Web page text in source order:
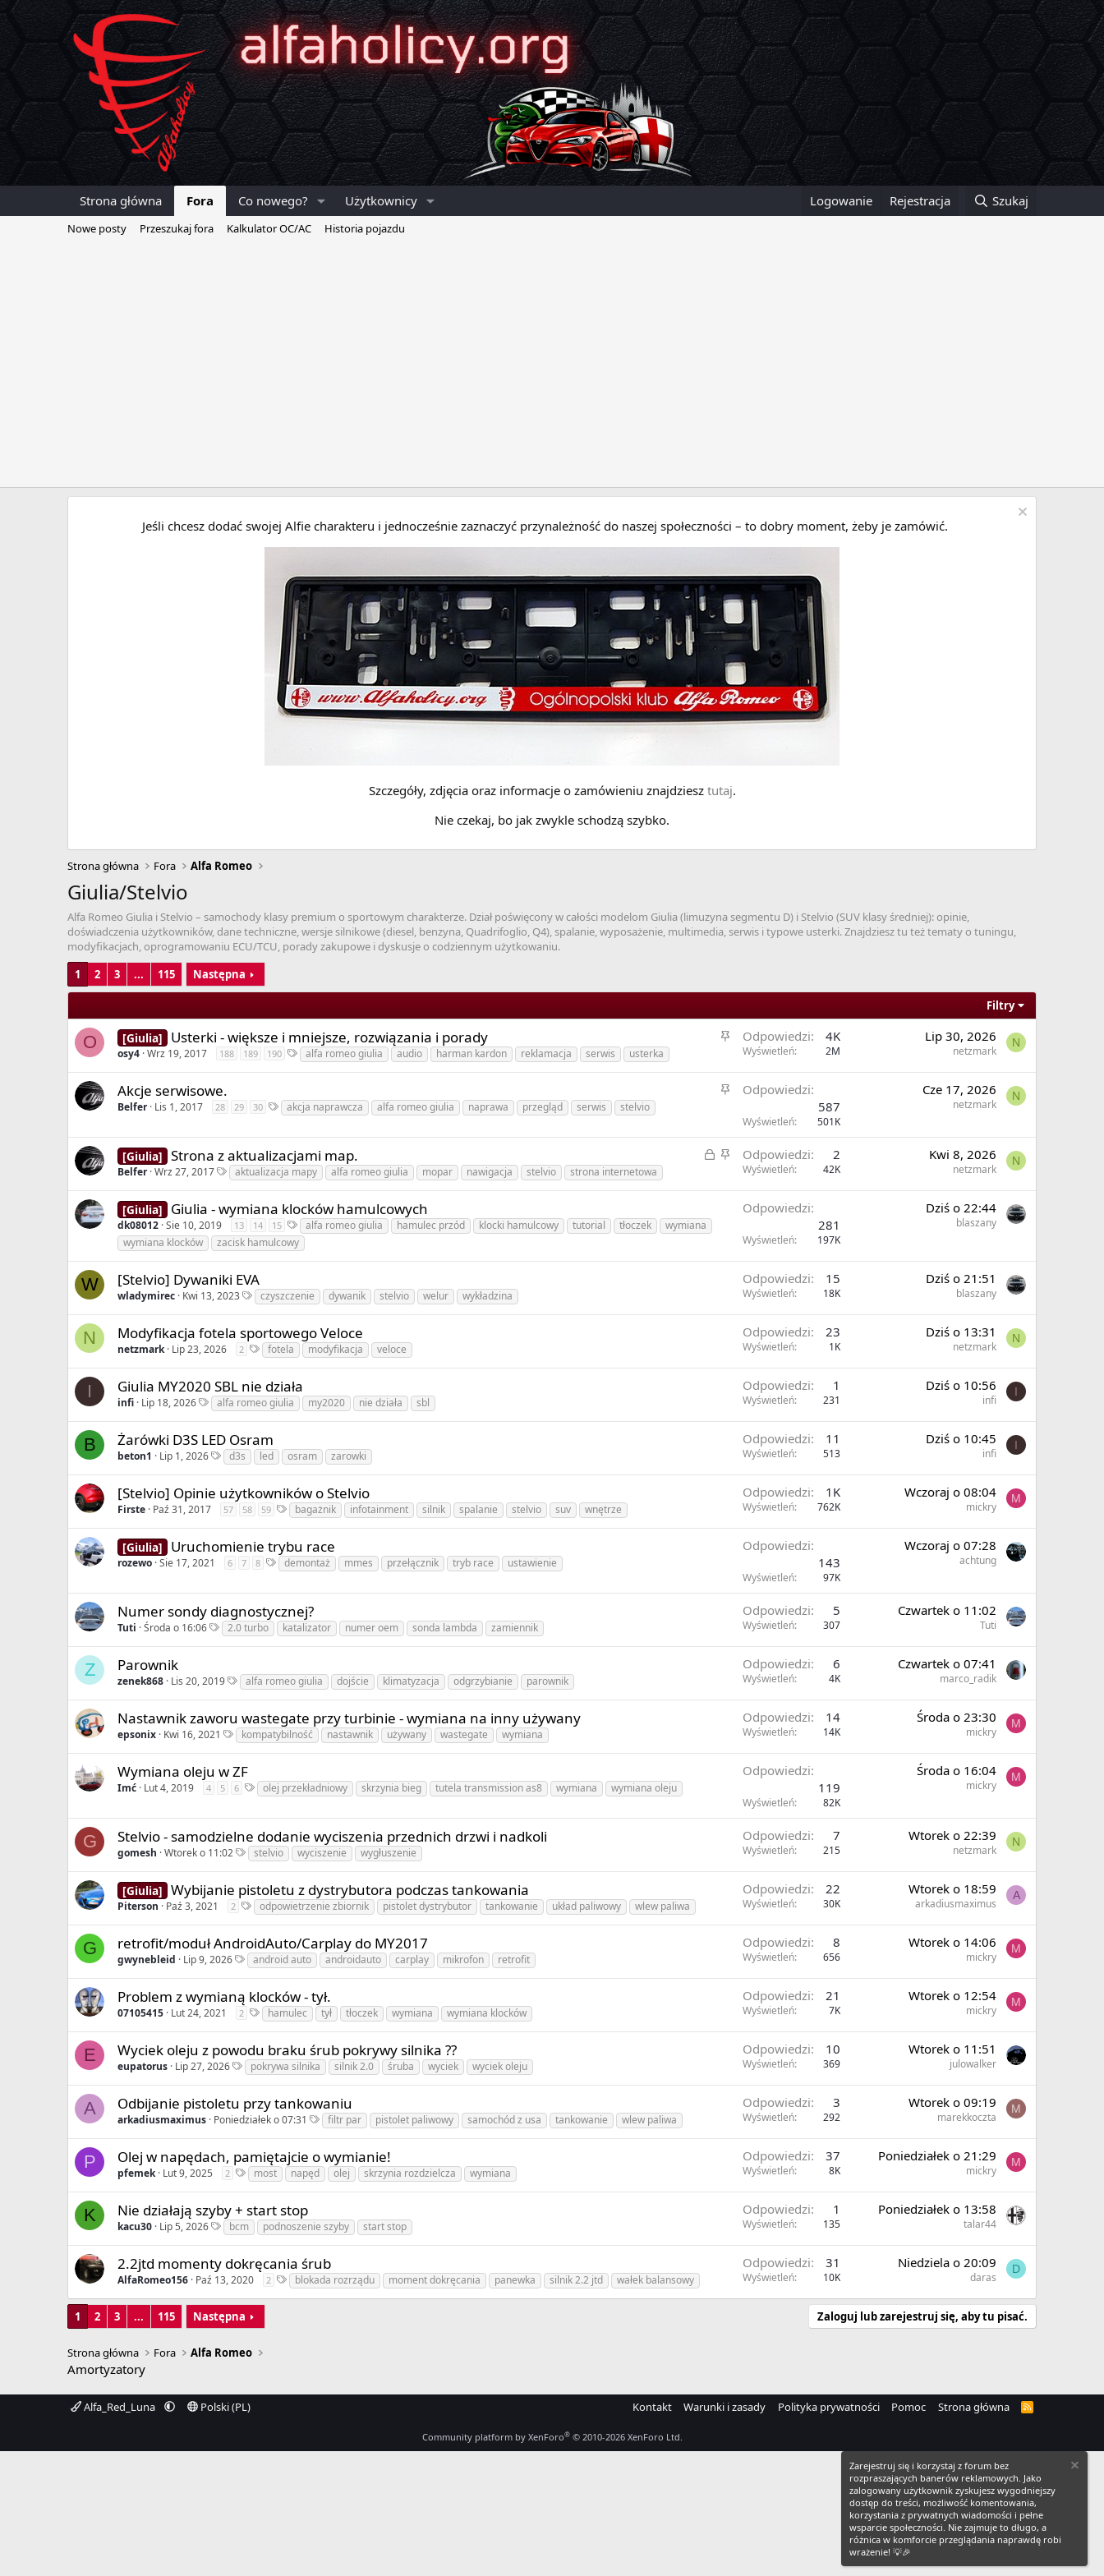
Strona główna Fora Co nowego? Użytkownicy Logowanie Rejestracja Szukaj
Nowe posty Przeszukaj fora Kalkulator OC/AC Historia pojazdu
Jeśli chcesz dodać swojej Alfie charakteru i jednocześnie zaznaczyć przynależność do naszej społeczności – to dobry moment, żeby je zamówić.
Szczegóły, zdjęcia oraz informacje o zamówieniu znajdziesz tutaj.
Nie czekaj, bo jak zwykle schodzą szybko.
Strona główna Fora Alfa Romeo
Giulia/Stelvio
Alfa Romeo Giulia i Stelvio – samochody klasy premium o sportowym charakterze. Dział poświęcony w całości modelom Giulia (limuzyna segmentu D) i Stelvio (SUV klasy średniej): opinie,
doświadczenia użytkowników, dane techniczne, wersje silnikowe (diesel, benzyna, Quadrifoglio, Q4), spalanie, wyposażenie, multimedia, serwis i typowe usterki. Znajdziesz tu też tematy o tuningu,
modyfikacjach, oprogramowaniu ECU/TCU, porady zakupowe i dyskusje o codziennym użytkowaniu.
1
2 3 ... 115 Następna
Filtry
O
P
z
y
e
j
n
[Giulia] Usterki - większe i mniejsze, rozwiązania i porady
osy4 Wrz 19, 2017 188 189 190 alfa romeo giulia audio harman kardon reklamacja serwis usterka
Odpowiedzi 4K
Wyświetleń 2M
Lip 30, 2026
netzmark
N
P
y
k
e
y
Akcje serwisowe.
Belfer Lis 1, 2017 28 29 30 akcja naprawcza alfa romeo giulia naprawa przegląd serwis stelvio
Odpowiedzi
587
Wyświetleń 501K
Cze 17, 2026
netzmark
N
Z
m
P
z
[Giulia] Strona z aktualizacjami map.
Belfer Wrz 27, 2017 aktualizacja mapy alfa romeo giulia mopar nawigacja stelvio strona internetowa
Odpowiedzi 2
Wyświetleń 42K
Kwi 8, 2026
netzmark
N
[Giulia] Giulia - wymiana klocków hamulcowych
dk08012 Sie 10, 2019 13 14 15 alfa romeo giulia hamulec przód klocki hamulcowy tutorial tłoczek
wymiana
wymiana klocków
zacisk hamulcowy
Odpowiedzi
281
Wyświetleń 197K
Dziś o 22:44
blaszany
W [Stelvio] Dywaniki EVA
wladymirec Kwi 13, 2023 czyszczenie dywanik stelvio welur wykładzina
Odpowiedzi 15
Wyświetleń 18K
Dziś o 21:51
blaszany
N Modyfikacja fotela sportowego Veloce
netzmark Lip 23, 2026 2 fotela modyfikacja veloce
Odpowiedzi 23
Wyświetleń 1K
Dziś o 13:31
netzmark
N
I Giulia MY2020 SBL nie działa
infi Lip 18, 2026 alfa romeo giulia my2020 nie działa sbl
Odpowiedzi 1
Wyświetleń 231
Dziś o 10:56
infi
I
B Żarówki D3S LED Osram
beton1 Lip 1, 2026 d3s led osram zarowki
Odpowiedzi 11
Wyświetleń 513
Dziś o 10:45
infi
I
[Stelvio] Opinie użytkowników o Stelvio
Firste Paź 31, 2017 57 58 59 bagażnik infotainment silnik spalanie stelvio suv wnętrze
Odpowiedzi 1K
Wyświetleń 762K
Wczoraj o 08:04
mickry
M
[Giulia] Uruchomienie trybu race
rozewo Sie 17, 2021 6 7 8 demontaż mmes przełącznik tryb race ustawienie
Odpowiedzi
143
Wyświetleń 97K
Wczoraj o 07:28
achtung
Numer sondy diagnostycznej?
Tuti Środa o 16:06 2.0 turbo katalizator numer oem sonda lambda zamiennik
Odpowiedzi 5
Wyświetleń 307
Czwartek o 11:02
Tuti
Z Parownik
zenek868 Lis 20, 2019 alfa romeo giulia dojście klimatyzacja odgrzybianie parownik
Odpowiedzi 6
Wyświetleń 4K
Czwartek o 07:41
marco_radik
Nastawnik zaworu wastegate przy turbinie - wymiana na inny używany
epsonix Kwi 16, 2021 kompatybilność nastawnik używany wastegate wymiana
Odpowiedzi 14
Wyświetleń 14K
Środa o 23:30
mickry
M
Wymiana oleju w ZF
Imć Lut 4, 2019 4 5 6 olej przekładniowy skrzynia bieg tutela transmission as8 wymiana wymiana oleju
Odpowiedzi
119
Wyświetleń 82K
Środa o 16:04
mickry
M
G Stelvio - samodzielne dodanie wyciszenia przednich drzwi i nadkoli
gomesh Wtorek o 11:02 stelvio wyciszenie wygłuszenie
Odpowiedzi 7
Wyświetleń 215
Wtorek o 22:39
netzmark
N
[Giulia] Wybijanie pistoletu z dystrybutora podczas tankowania
Piterson Paź 3, 2021 2 odpowietrzenie zbiornik pistolet dystrybutor tankowanie układ paliwowy wlew paliwa
Odpowiedzi 22
Wyświetleń 30K
Wtorek o 18:59
arkadiusmaximus
A
G retrofit/moduł AndroidAuto/Carplay do MY2017
gwynebleid Lip 9, 2026 android auto androidauto carplay mikrofon retrofit
Odpowiedzi 8
Wyświetleń 656
Wtorek o 14:06
mickry
M
Problem z wymianą klocków - tył.
07105415 Lut 24, 2021 2 hamulec tył tłoczek wymiana wymiana klocków
Odpowiedzi 21
Wyświetleń 7K
Wtorek o 12:54
mickry
M
E Wyciek oleju z powodu braku śrub pokrywy silnika ??
eupatorus Lip 27, 2026 pokrywa silnika silnik 2.0 śruba wyciek wyciek oleju
Odpowiedzi 10
Wyświetleń 369
Wtorek o 11:51
julowalker
A Odbijanie pistoletu przy tankowaniu
arkadiusmaximus Poniedziałek o 07:31 filtr par pistolet paliwowy samochód z usa tankowanie wlew paliwa
Odpowiedzi 3
Wyświetleń 292
Wtorek o 09:19
marekkoczta
M
P Olej w napędach, pamiętajcie o wymianie!
pfemek Lut 9, 2025 2 most napęd olej skrzynia rozdzielcza wymiana
Odpowiedzi 37
Wyświetleń 8K
Poniedziałek o 21:29
mickry
M
K Nie działają szyby + start stop
kacu30 Lip 5, 2026 bcm podnoszenie szyby start stop
Odpowiedzi 1
Wyświetleń 135
Poniedziałek o 13:58
talar44
2.2jtd momenty dokręcania śrub
AlfaRomeo156 Paź 13, 2020 2 blokada rozrządu moment dokręcania panewka silnik 2.2 jtd wałek balansowy
Odpowiedzi 31
Wyświetleń 10K
Niedziela o 20:09
daras
D
1 2 3 ... 115 Następna Zaloguj lub zarejestruj się, aby tu pisać.
Strona główna Fora Alfa Romeo
Amortyzatory
Alfa_Red_Luna Polski (PL) Kontakt Warunki i zasady Polityka prywatności Pomoc Strona główna
R
S
Community platform by XenForo® © 2010-2026 XenForo Ltd.
Zarejestruj się i korzystaj z forum bez
rozpraszających banerów reklamowych. Jako
zalogowany użytkownik zyskujesz wygodniejszy
dostęp do treści, możliwość komentowania,
korzystania z prywatnych wiadomości i pełne
wsparcie społeczności. Nie zajmuje to długo, a
różnica w komforcie przeglądania naprawdę robi
wrażenie! 💡🎉